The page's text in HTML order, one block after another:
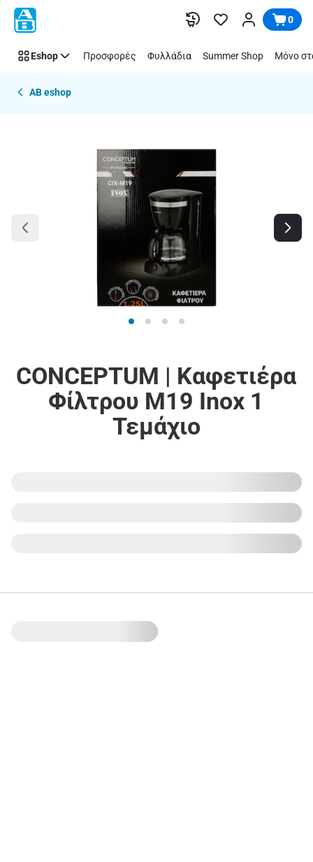
Παράλειψη 0
Eshop Προσφορές Φυλλάδια Summer Shop Μόνο
AB eshop
CONCEPTUM | Καφετιέρα
Φίλτρου M19 Inox 1
Τεμάχιο